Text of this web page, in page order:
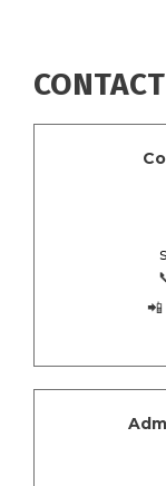
📲